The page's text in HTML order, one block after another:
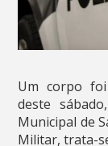
Um corpo
deste
Municipal de
Militar, trata-